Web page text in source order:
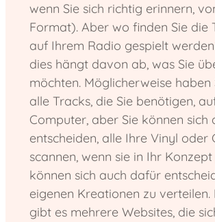
wenn Sie sich richtig erinnern,
Format). Aber wo finden Sie die
auf Ihrem Radio gespielt
dies hängt davon ab, was Sie
möchten. Möglicherweise haben
alle Tracks, die Sie benötigen,
Computer, aber Sie können sich
entscheiden, alle Ihre Vinyl oder
scannen, wenn sie in Ihr Konzept
können sich auch dafür
eigenen Kreationen zu verteilen.
gibt es mehrere Websites, die